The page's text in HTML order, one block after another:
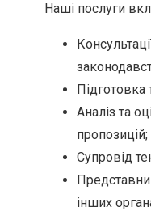
Наші послуги
Підготовка
Аналіз та
пропозицій;
Супровід
інших